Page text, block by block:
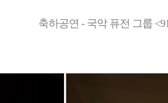
축하공연 - 국악 퓨전 그룹